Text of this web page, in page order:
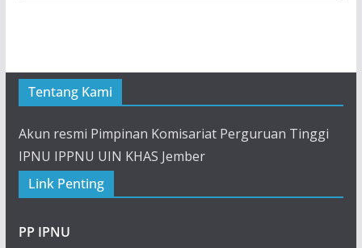
Tentang Kami
Akun resmi Pimpinan Komisariat Perguruan Tinggi
IPNU IPPNU UIN KHAS Jember
Link Penting
PP IPNU